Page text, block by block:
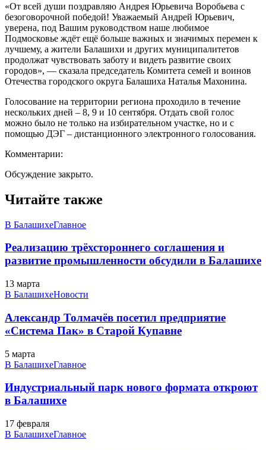
«От всей души поздравляю Андрея Юрьевича Воробьева с
безоговорочной победой! Уважаемый Андрей Юрьевич,
уверена, под Вашим руководством наше любимое
Подмосковье ждёт ещё больше важных и значимых перемен к
лучшему, а жители Балашихи и других муниципалитетов
продолжат чувствовать заботу и видеть развитие своих
городов», — сказала председатель Комитета семей и воинов
Отечества городского округа Балашиха Наталья Махонина.
Голосование на территории региона проходило в течение
нескольких дней – 8, 9 и 10 сентября. Отдать свой голос
можно было не только на избирательном участке, но и с
помощью ДЭГ – дистанционного электронного голосования.
Комментарии:
Обсуждение закрыто.
Читайте также
В БалашихеГлавное
Реализацию трёхстороннего соглашения и
развитие промышленности обсудили в Балашихе
13 марта
В БалашихеНовости
Александр Толмачёв посетил предприятие
«Система Пак» в Старой Купавне
5 марта
В БалашихеГлавное
Индустриальный парк нового формата откроют
в Балашихе
17 февраля
В БалашихеГлавное